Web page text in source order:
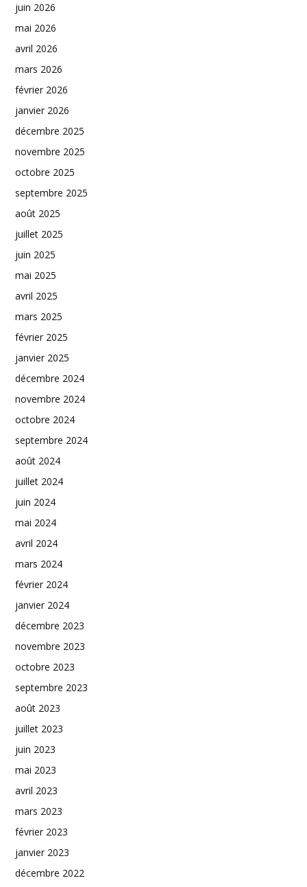
juin 2026
mai 2026
avril 2026
mars 2026
février 2026
janvier 2026
décembre 2025
novembre 2025
octobre 2025
septembre 2025
août 2025
juillet 2025
juin 2025
mai 2025
avril 2025
mars 2025
février 2025
janvier 2025
décembre 2024
novembre 2024
octobre 2024
septembre 2024
août 2024
juillet 2024
juin 2024
mai 2024
avril 2024
mars 2024
février 2024
janvier 2024
décembre 2023
novembre 2023
octobre 2023
septembre 2023
août 2023
juillet 2023
juin 2023
mai 2023
avril 2023
mars 2023
février 2023
janvier 2023
décembre 2022